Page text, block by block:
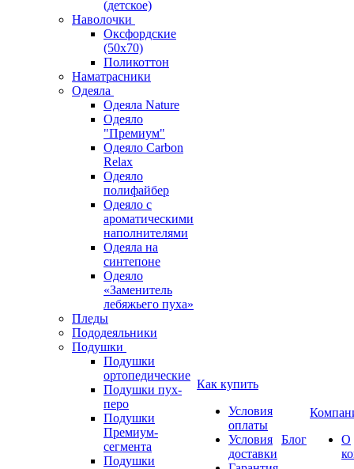
(детское)
Наволочки
Оксфордские
(50х70)
Поликоттон
Наматрасники
Одеяла
Одеяла Nature
Одеяло
"Премиум"
Одеяло Carbon
Relax
Одеяло
полифайбер
Одеяло с
ароматическими
наполнителями
Одеяла на
синтепоне
Одеяло
«Заменитель
лебяжьего пуха»
Пледы
Пододеяльники
Подушки
Подушки
ортопедические
Подушки пух-
перо
Подушки
Премиум-
сегмента
Подушки
Как купить
Условия
оплаты
Условия
доставки
Блог
О